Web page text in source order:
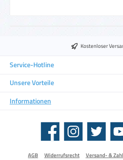
Kostenloser
Service-Hotline
Unsere Vorteile
Informationen
Facebook Instagram Twitter
AGB Widerrufsrecht Versand- &